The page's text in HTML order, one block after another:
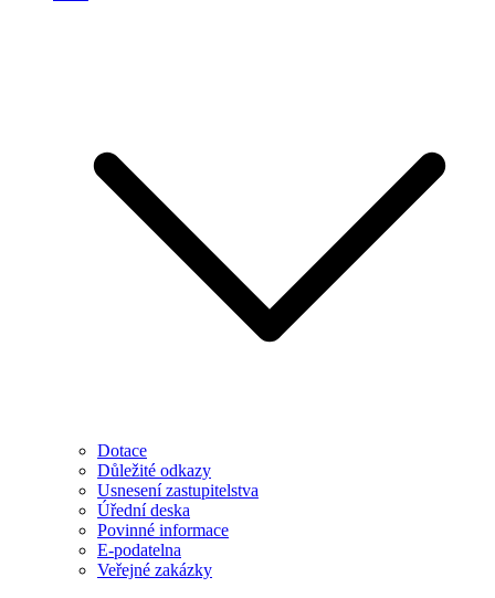
Dotace
Důležité odkazy
Usnesení zastupitelstva
Úřední deska
Povinné informace
E-podatelna
Veřejné zakázky